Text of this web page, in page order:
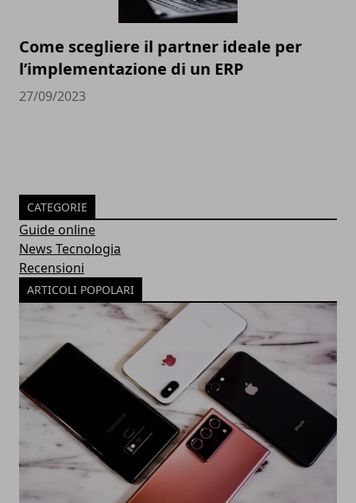
Come scegliere il partner ideale per
l’implementazione di un ERP
27/09/2023
CATEGORIE
Guide online
News Tecnologia
Recensioni
ARTICOLI POPOLARI